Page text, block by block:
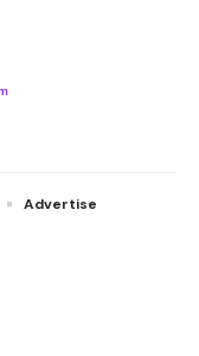
Advertise